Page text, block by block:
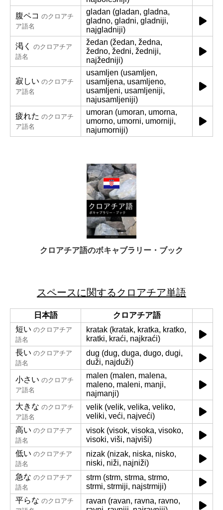
腹ペコ のクロアチ
ア語名
gladan (gladan, gladna,
gladno, gladni, gladniji,
najgladniji)
渇く
のクロアチア
語名
žedan (žedan, žedna,
žedno, žedni, žedniji,
najžedniji)
寂しい のクロアチ
ア語名
usamljen (usamljen,
usamljena, usamljeno,
usamljeni, usamljeniji,
najusamljeniji)
疲れた のクロアチ
ア語名
umoran (umoran, umorna,
umorno, umorni, umorniji,
najumorniji)
クロアチア語のボキャブラリー・ブック
スペースに関するクロアチア単語
日本語
クロアチア語
短い のクロアチア
語名
kratak (kratak, kratka, kratko,
kratki, kraći, najkraći)
長い のクロアチア
語名
dug (dug, duga, dugo, dugi,
duži, najduži)
小さい のクロアチ
ア語名
malen (malen, malena,
maleno, maleni, manji,
najmanji)
大きな のクロアチ
ア語名
velik (velik, velika, veliko,
veliki, veći, najveći)
高い のクロアチア
語名
visok (visok, visoka, visoko,
visoki, viši, najviši)
低い のクロアチア
語名
nizak (nizak, niska, nisko,
niski, niži, najniži)
急な のクロアチア
語名
strm (strm, strma, strmo,
strmi, strmiji, najstrmiji)
平らな のクロアチ
ravan (ravan, ravna, ravno,